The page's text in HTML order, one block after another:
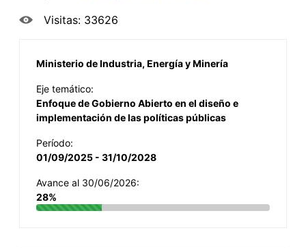
Visitas: 33626
Ministerio de Industria, Energía y Minería
Eje temático:
Enfoque de Gobierno Abierto en el diseño e
implementación de las políticas públicas
Período:
01/09/2025 - 31/10/2028
Avance al 30/06/2026:
28%